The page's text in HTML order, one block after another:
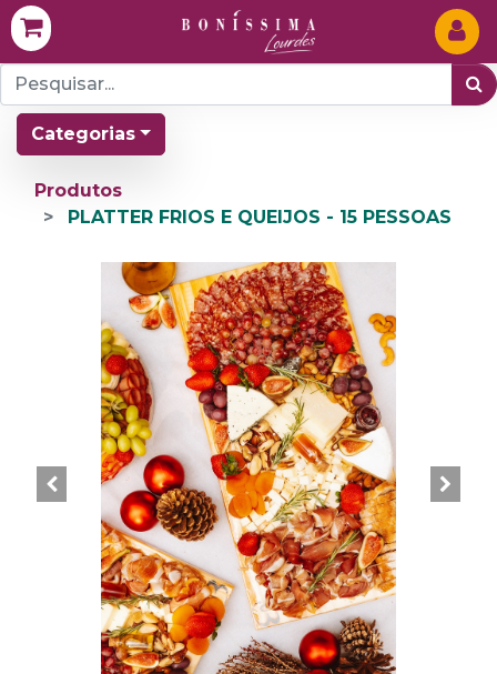
Categorias
Produtos
PLATTER FRIOS E QUEIJOS - 15 PESSOAS